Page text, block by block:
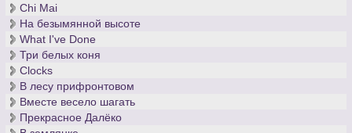
Chi Mai
На безымянной высоте
What I've Done
Три белых коня
Clocks
В лесу прифронтовом
Вместе весело шагать
Прекрасное Далёко